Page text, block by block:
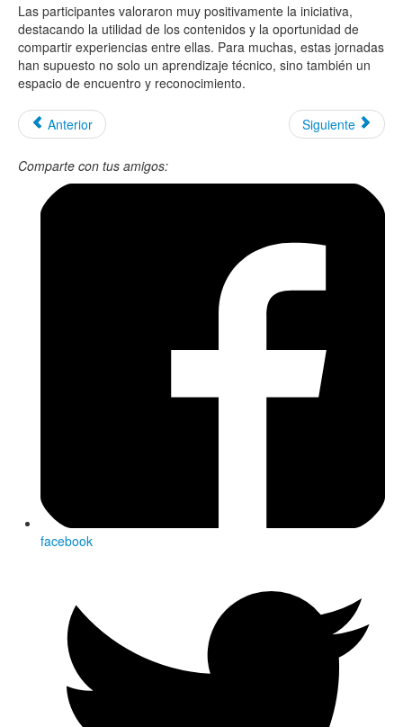
Las participantes valoraron muy positivamente la iniciativa,
destacando la utilidad de los contenidos y la oportunidad de
compartir experiencias entre ellas. Para muchas, estas jornadas
han supuesto no solo un aprendizaje técnico, sino también un
espacio de encuentro y reconocimiento.
Anterior Siguiente
Comparte con tus amigos:
facebook